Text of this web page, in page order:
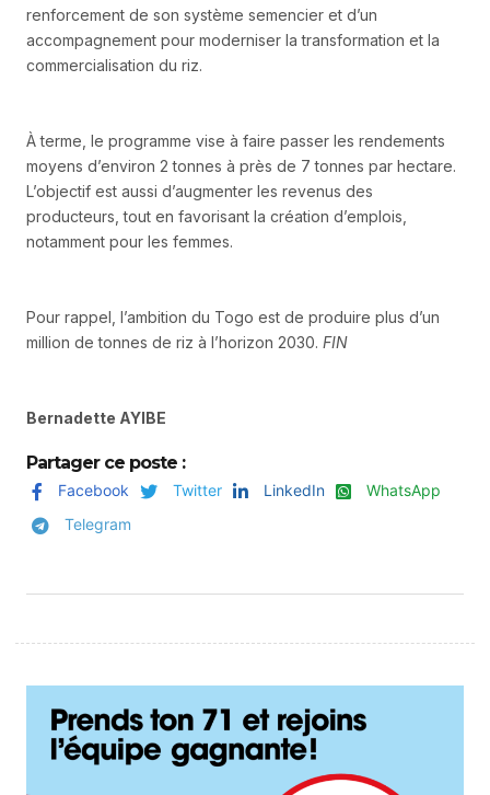
renforcement de son système semencier et d’un
accompagnement pour moderniser la transformation et la
commercialisation du riz.
À terme, le programme vise à faire passer les rendements
moyens d’environ 2 tonnes à près de 7 tonnes par hectare.
L’objectif est aussi d’augmenter les revenus des
producteurs, tout en favorisant la création d’emplois,
notamment pour les femmes.
Pour rappel, l’ambition du Togo est de produire plus d’un
million de tonnes de riz à l’horizon 2030. FIN
Bernadette AYIBE
Partager ce poste :
Facebook Twitter LinkedIn
WhatsApp
Telegram